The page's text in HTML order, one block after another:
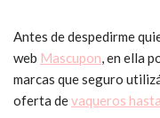
Antes de despedirme
web Mascupon, en ella
marcas que seguro
oferta devaqueros